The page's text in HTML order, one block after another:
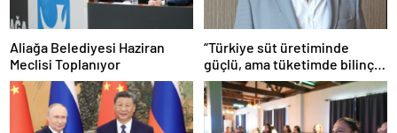
Aliağa Belediyesi Haziran
Meclisi Toplanıyor
“Türkiye süt üretiminde
güçlü, ama tüketimde bilinç
şart”